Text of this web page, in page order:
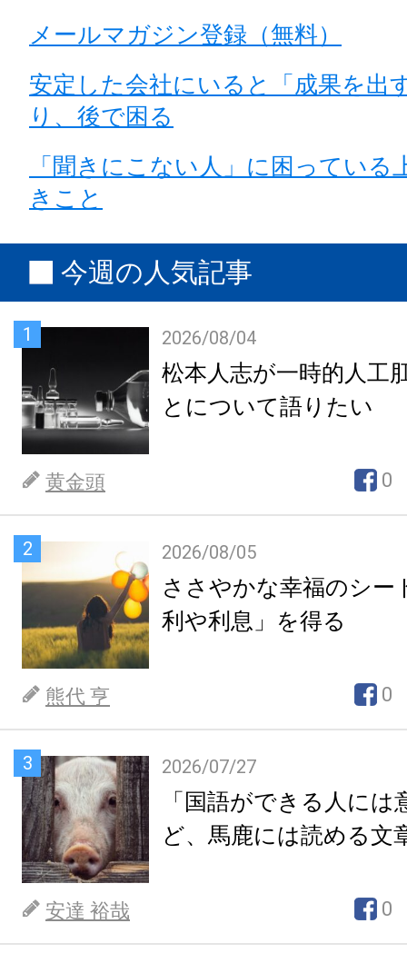
メールマガジン登録（無料）
安定した会社にいると「成果を出
り、後で困る
「聞きにこない人」に困っている
きこと
今週の人気記事
1 2026/08/04
松本人志が一時的人工
とについて語りたい
黄金頭 0
2 2026/08/05
ささやかな幸福のシー
利や利息」を得る
熊代 亨 0
3 2026/07/27
「国語ができる人には
ど、馬鹿には読める文
安達 裕哉 0